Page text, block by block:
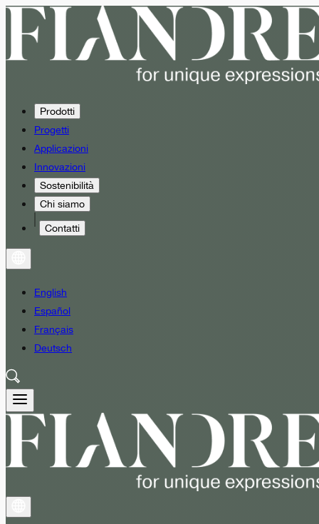
Prodotti
Progetti
Applicazioni
Innovazioni
Sostenibilità
Chi siamo
Contatti
English
Español
Français
Deutsch